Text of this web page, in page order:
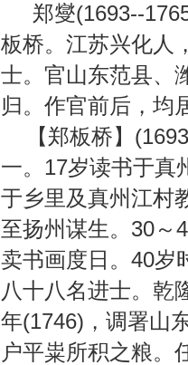
郑燮(1693--
板桥。江苏兴化人
士。官山东范县、
归。作官前后，均
【郑板桥】
一。17岁读书于真
于乡里及真州江村
至扬州谋生。30～
卖书画度日。40岁
八十八名进士。乾
年(1746)，调署山
户平粜所积之粮。